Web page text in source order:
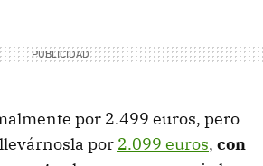
por 2.499 euros, pero
por 2.099 euros, con